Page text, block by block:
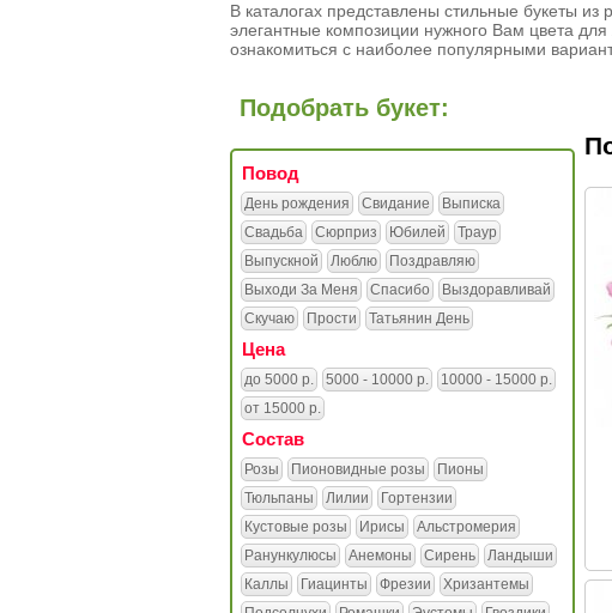
В каталогах представлены стильные букеты
элегантные композиции нужного Вам цвета
ознакомиться с наиболее популярными
Подобрать букет:
Повод
День рождения Свидание
Выписка
Свадьба
Сюрприз Юбилей
Траур
Выпускной
Люблю
Поздравляю
Выходи За Меня
Спасибо
Выздоравливай
Скучаю
Прости Татьянин День
Цена
до 5000 р. 5000 - 10000 р.
10000 - 15000 р.
от 15000 р.
Состав
Розы Пионовидные розы
Пионы
Тюльпаны
Лилии
Гортензии
Кустовые розы
Ирисы
Альстромерия
Ранункулюсы
Анемоны Сирень
Ландыши
Каллы
Гиацинты Фрезии
Хризантемы